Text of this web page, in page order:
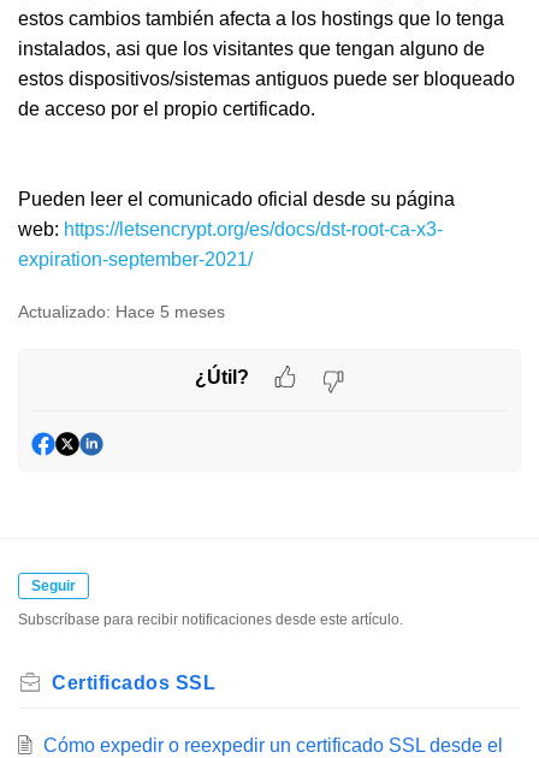
estos cambios también afecta a los hostings que lo tenga
instalados, asi que los visitantes que tengan alguno de
estos dispositivos/sistemas antiguos puede ser bloqueado
de acceso por el propio certificado.
Pueden leer el comunicado oficial desde su página
web: https://letsencrypt.org/es/docs/dst-root-ca-x3-
expiration-september-2021/
Actualizado: Hace 5 meses
¿Útil?
Seguir
Subscríbase para recibir notificaciones desde este artículo.
Certificados SSL
Cómo expedir o reexpedir un certificado SSL desde el